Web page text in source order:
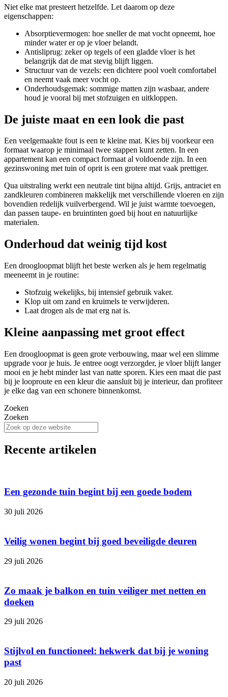
Niet elke mat presteert hetzelfde. Let daarom op deze
eigenschappen:
Absorptievermogen: hoe sneller de mat vocht opneemt, hoe
minder water er op je vloer belandt.
Antisliprug: zeker op tegels of een gladde vloer is het
belangrijk dat de mat stevig blijft liggen.
Structuur van de vezels: een dichtere pool voelt comfortabel
en neemt vaak meer vocht op.
Onderhoudsgemak: sommige matten zijn wasbaar, andere
houd je vooral bij met stofzuigen en uitkloppen.
De juiste maat en een look die past
Een veelgemaakte fout is een te kleine mat. Kies bij voorkeur een
formaat waarop je minimaal twee stappen kunt zetten. In een
appartement kan een compact formaat al voldoende zijn. In een
gezinswoning met tuin of oprit is een grotere mat vaak prettiger.
Qua uitstraling werkt een neutrale tint bijna altijd. Grijs, antraciet en
zandkleuren combineren makkelijk met verschillende vloeren en zijn
bovendien redelijk vuilverbergend. Wil je juist warmte toevoegen,
dan passen taupe- en bruintinten goed bij hout en natuurlijke
materialen.
Onderhoud dat weinig tijd kost
Een droogloopmat blijft het beste werken als je hem regelmatig
meeneemt in je routine:
Stofzuig wekelijks, bij intensief gebruik vaker.
Klop uit om zand en kruimels te verwijderen.
Laat drogen als de mat erg nat is.
Kleine aanpassing met groot effect
Een droogloopmat is geen grote verbouwing, maar wel een slimme
upgrade voor je huis. Je entree oogt verzorgder, je vloer blijft langer
mooi en je hebt minder last van natte sporen. Kies een maat die past
bij je looproute en een kleur die aansluit bij je interieur, dan profiteer
je elke dag van een schonere binnenkomst.
Zoeken
Zoeken
Recente artikelen
Een gezonde tuin begint bij een goede bodem
30 juli 2026
Veilig wonen begint bij goed beveiligde deuren
29 juli 2026
Zo maak je balkon en tuin veiliger met netten en
doeken
29 juli 2026
Stijlvol en functioneel: hekwerk dat bij je woning
past
20 juli 2026